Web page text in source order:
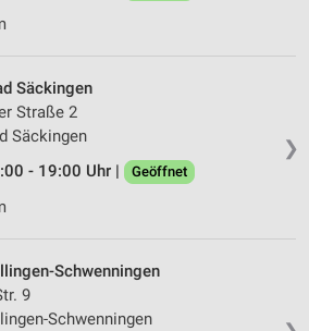
❯
Säckingen
Straße 2
Säckingen
- 19:00 Uhr |
Geöffnet
Schwenningen
9
Schwenningen